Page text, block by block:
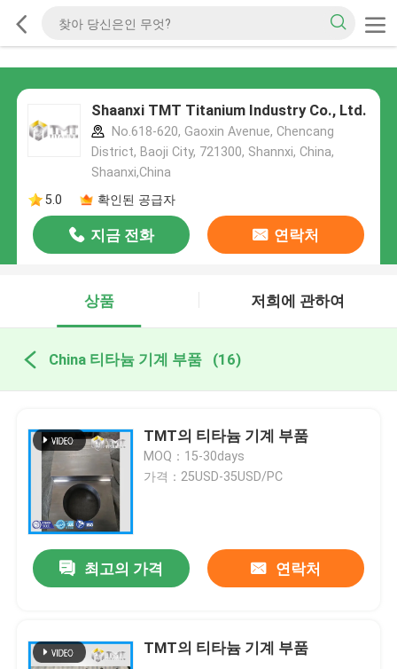
Shaanxi TMT Titanium Industry Co., Ltd.
No.618-620, Gaoxin Avenue, Chencang
District, Baoji City, 721300, Shannxi, China,
Shaanxi,China
5.0
확인된 공급자
지금 전화 연락처
상품 저희에 관하여
China 티타늄 기계 부품 (16)
TMT의 티타늄 기계 부품
MOQ：15-30days
가격：25USD-35USD/PC
최고의 가격 연락처
TMT의 티타늄 기계 부품